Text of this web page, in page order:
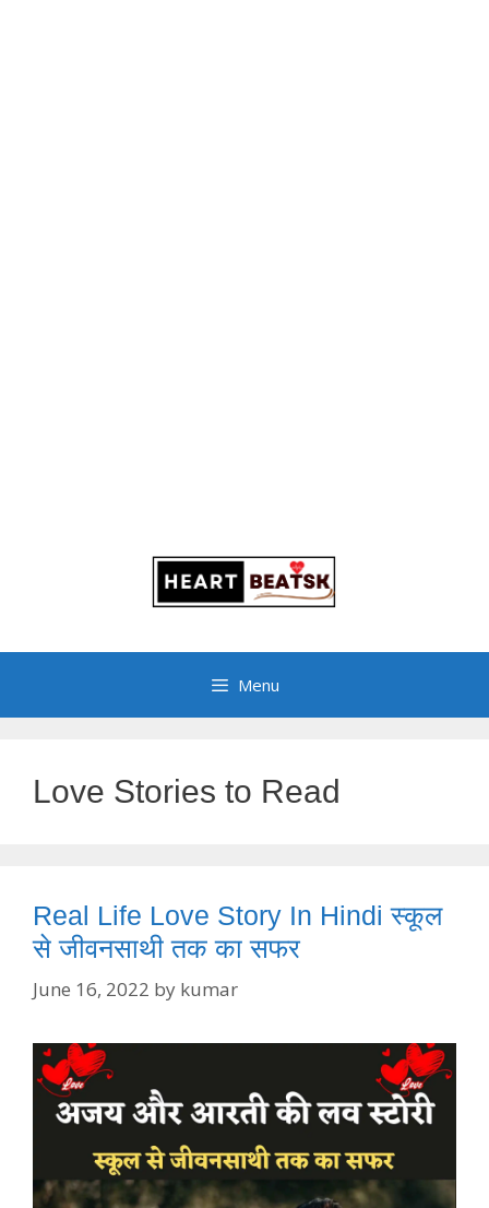
Menu
Love Stories to Read
Real Life Love Story In Hindi स्कूल
से जीवनसाथी तक का सफर
June 16, 2022 by kumar